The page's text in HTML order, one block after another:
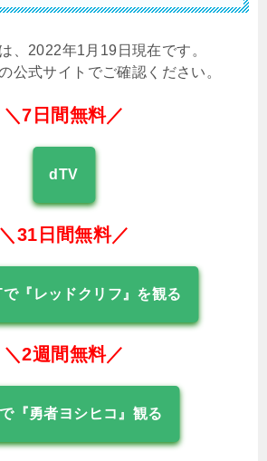
、2022年1月19日現在です。
公式サイトでご確認ください。
＼7日間無料／
dTV
＼31日間無料／
『レッドクリフ』を観る
＼2週間無料／
『勇者ヨシヒコ』観る